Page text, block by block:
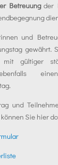
Betreuung der
und
gewährt.
mit gültiger
und
Sie hier